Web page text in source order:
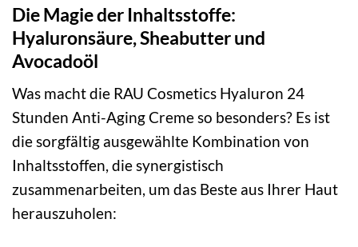
Die Magie der Inhaltsstoffe:
Hyaluronsäure, Sheabutter und
Avocadoöl
Was macht die RAU Cosmetics Hyaluron 24
Stunden Anti-Aging Creme so besonders? Es ist
die sorgfältig ausgewählte Kombination von
Inhaltsstoffen, die synergistisch
zusammenarbeiten, um das Beste aus Ihrer Haut
herauszuholen: